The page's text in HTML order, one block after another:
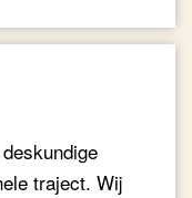
traject. Wij